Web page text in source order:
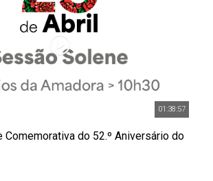
01:38:57
Comemorativa do 52.º Aniversário do